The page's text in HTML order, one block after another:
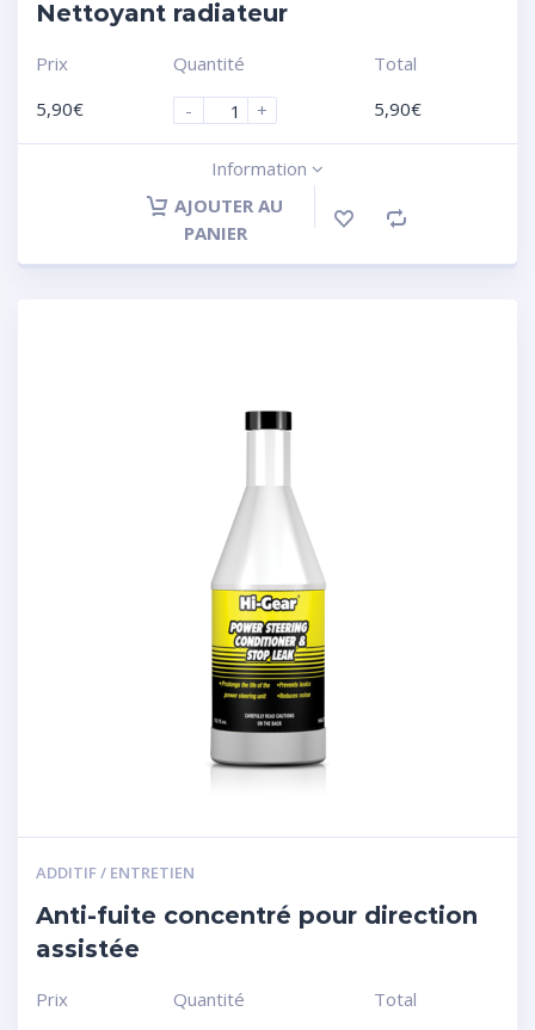
Nettoyant radiateur
Prix
5,90€
Quantité
-
+
Total
5,90€
Information
AJOUTER AU
PANIER
ADDITIF / ENTRETIEN
Anti-fuite concentré pour direction
assistée
Prix
Quantité
Total